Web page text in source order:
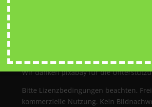
Wir danken pixabay für die
Bitte Lizenzbedingungen beachten.
kommerzielle Nutzung. Kein